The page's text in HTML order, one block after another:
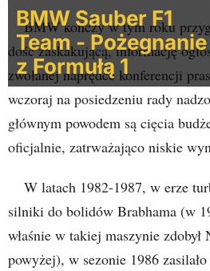
BMW Sauber F1
Team - Pożegnanie
z Formułą 1
BMW kończy w tym roku
dość zaskakującą, informację
zwołanej naprędce konferencji
wczoraj na posiedzeniu rady
głównym powodem są cięcia
oficjalnie, zatrważająco niskie
W latach 1982-1987, w erze
silniki do bolidów Brabhama (w
właśnie w takiej maszynie zdobył
powyżej), w sezonie 1986